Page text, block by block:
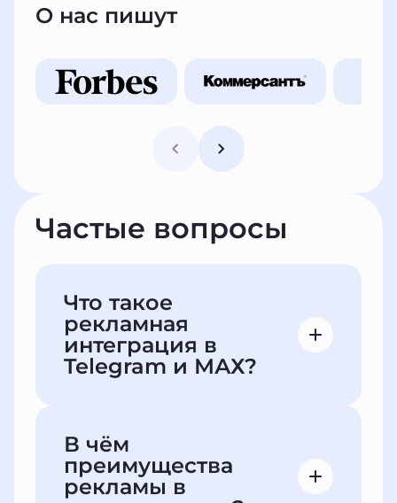
О нас пишут
Частые вопросы
Что такое
рекламная
интеграция в
Telegram и МАХ?
в публичных и приватных каналах в
Telegram и MAX. Можно
публиковать текст, фото, видео и
В чём
преимущества
рекламы в